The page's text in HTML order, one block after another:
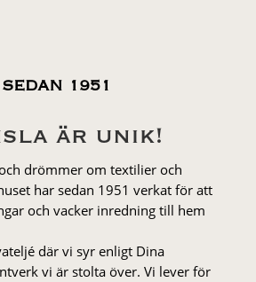
SEDAN 1951
är unik!
drömmer om textilier och
har sedan 1951 verkat för att
och vacker inredning till hem
där vi syr enligt Dina
vi är stolta över. Vi lever för